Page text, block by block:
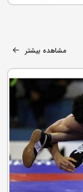
مشاهده بیشتر